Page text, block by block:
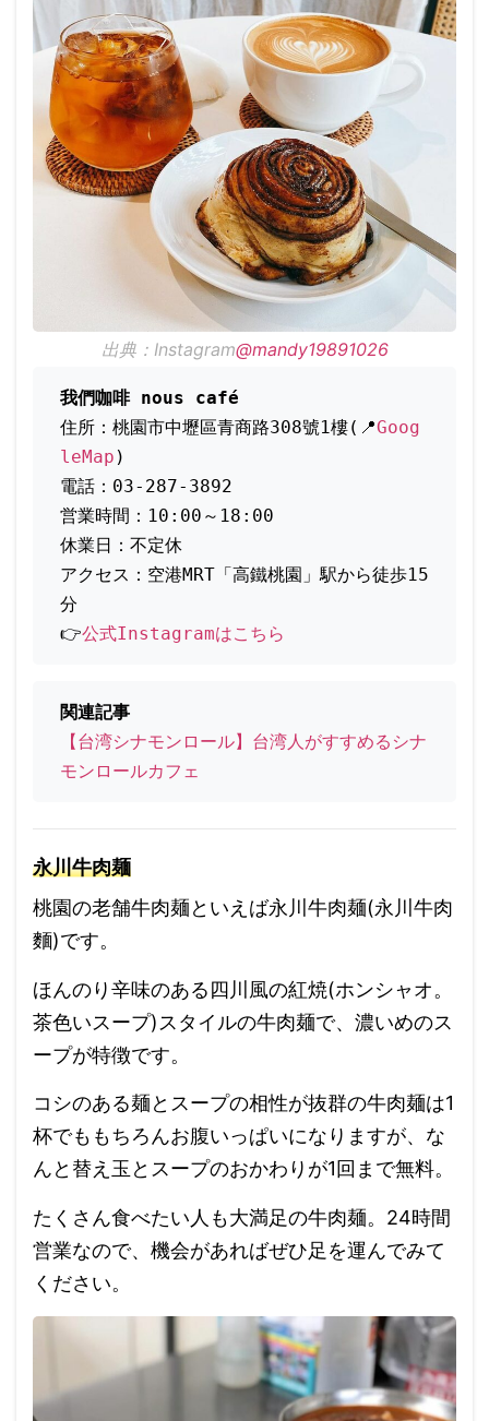
出典：Instagram@mandy19891026
我們咖啡 nous café
住所：桃園市中壢區青商路308號1樓(📍Goog
leMap )
電話：03-287-3892
営業時間：10:00～18:00
休業日：不定休
アクセス：空港MRT「高鐵桃園」駅から徒歩15
分
👉公式Instagramはこちら
【台湾シナモンロール】台湾人がすすめるシナ
モンロールカフェ
永川牛肉麺
桃園の老舗牛肉麺といえば永川牛肉麺(永川牛肉
麵)です。
ほんのり辛味のある四川風の紅焼(ホンシャオ。
茶色いスープ)スタイルの牛肉麺で、濃いめのス
ープが特徴です。
コシのある麺とスープの相性が抜群の牛肉麺は1
杯でももちろんお腹いっぱいになりますが、な
んと替え玉とスープのおかわりが1回まで無料。
たくさん食べたい人も大満足の牛肉麺。24時間
営業なので、機会があればぜひ足を運んでみて
ください。